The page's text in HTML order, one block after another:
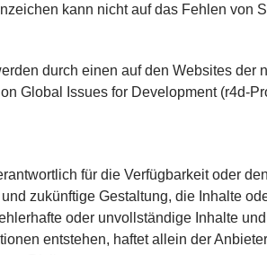
kann nicht auf das Fehlen von
durch einen auf den Websites der
Global Issues for Development (r4d-
für die Verfügbarkeit oder
zukünftige Gestaltung, die Inhalte
oder unvollständige Inhalte
entstehen, haftet allein der